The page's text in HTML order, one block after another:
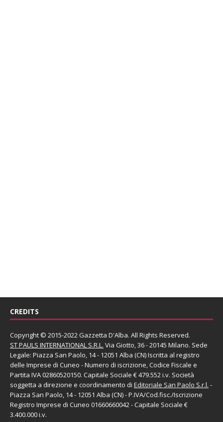
CREDITS
Copyright © 2015-2022 Gazzetta D'Alba. All Rights Reserved.
ST PAULS INTERNATIONAL S.R.L. Via Giotto, 36 - 20145 Milano. Sede
Legale: Piazza San Paolo, 14 - 12051 Alba (CN) Iscritta al registro
delle Imprese di Cuneo - Numero di iscrizione, Codice Fiscale e
Partita IVA 02860520150. Capitale Sociale € 479.552 i.v. Società
soggetta a direzione e coordinamento di Editoriale San Paolo S.r.l. -
Piazza San Paolo, 14 - 12051 Alba (CN) - P.IVA/Cod.fisc./Iscrizione
Registro Imprese di Cuneo 01660660042 - Capitale Sociale €
3.400.000 i.v.